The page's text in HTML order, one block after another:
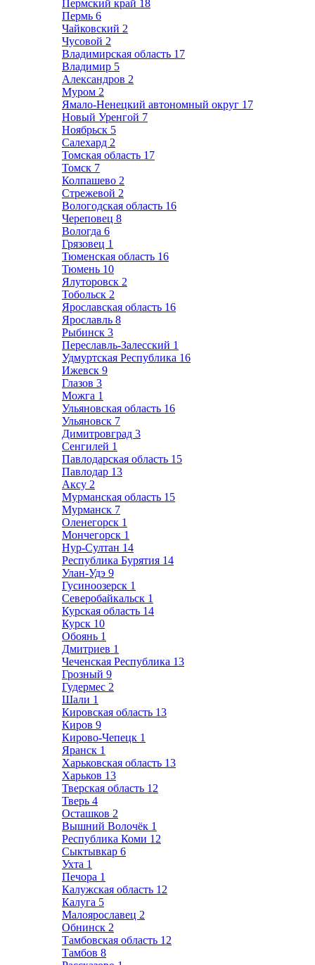
Пермский край 18
Пермь 6
Чайковский 2
Чусовой 2
Владимирская область 17
Владимир 5
Александров 2
Муром 2
Ямало-Ненецкий автономный округ 17
Новый Уренгой 7
Ноябрьск 5
Салехард 2
Томская область 17
Томск 7
Колпашево 2
Стрежевой 2
Вологодская область 16
Череповец 8
Вологда 6
Грязовец 1
Тюменская область 16
Тюмень 10
Ялуторовск 2
Тобольск 2
Ярославская область 16
Ярославль 8
Рыбинск 3
Переславль-Залесский 1
Удмуртская Республика 16
Ижевск 9
Глазов 3
Можга 1
Ульяновская область 16
Ульяновск 7
Димитровград 3
Сенгилей 1
Павлодарская область 15
Павлодар 13
Аксу 2
Мурманская область 15
Мурманск 7
Оленегорск 1
Мончегорск 1
Нур-Султан 14
Республика Бурятия 14
Улан-Удэ 9
Гусиноозерск 1
Северобайкальск 1
Курская область 14
Курск 10
Обоянь 1
Дмитриев 1
Чеченская Республика 13
Грозный 9
Гудермес 2
Шали 1
Кировская область 13
Киров 9
Кирово-Чепецк 1
Яранск 1
Харьковская область 13
Харьков 13
Тверская область 12
Тверь 4
Осташков 2
Вышний Волочёк 1
Республика Коми 12
Сыктывкар 6
Ухта 1
Печора 1
Калужская область 12
Калуга 5
Малоярославец 2
Обнинск 2
Тамбовская область 12
Тамбов 8